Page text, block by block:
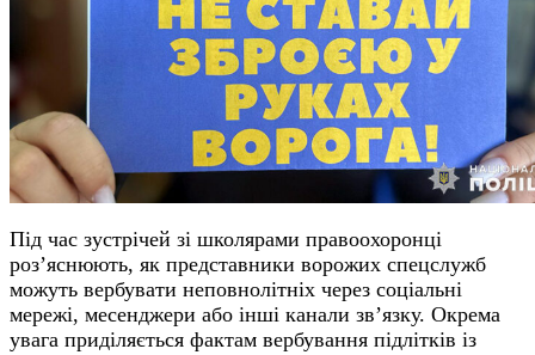
Під час зустрічей зі школярами правоохоронці
роз’яснюють, як представники ворожих спецслужб
можуть вербувати неповнолітніх через соціальні
мережі, месенджери або інші канали зв’язку. Окрема
увага приділяється фактам вербування підлітків із